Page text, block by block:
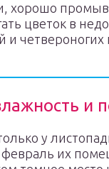
хорошо
цветок в
и четвероногих
и
у
февраль их